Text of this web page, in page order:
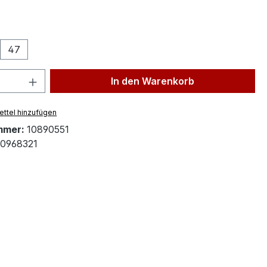
47
Anzahl: Gib den gewünschten Wert
In den Warenkorb
hinzufügen
10890551